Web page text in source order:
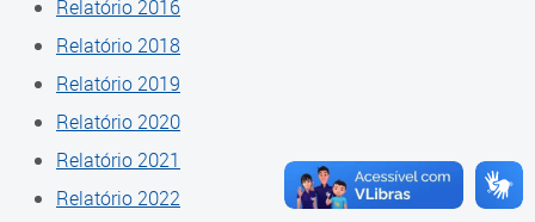
Portal Aprendere
Câmaras
Grupos de Trabalho
Representações Externas
Relatório 2016
Relatório 2018
Relatório 2019
Relatório 2020
Relatório 2021
Relatório 2022